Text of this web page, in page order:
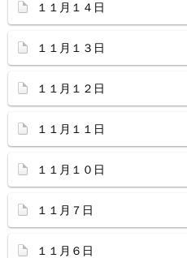
１１月１４日
１１月１３日
１１月１２日
１１月１１日
１１月１０日
１１月７日
１１月６日